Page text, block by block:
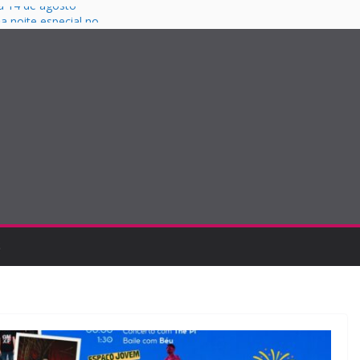
14 de agosto
noite especial no
com João
a 29 de agosto